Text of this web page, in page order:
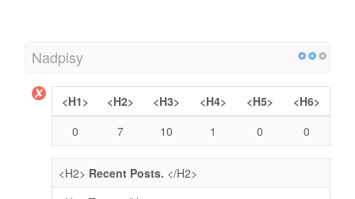
Nadpisy
<H1> <H2> <H3> <H4> <H5>
<H6>
0
7 10 1 0 0
<H2> Recent Posts. </H2>